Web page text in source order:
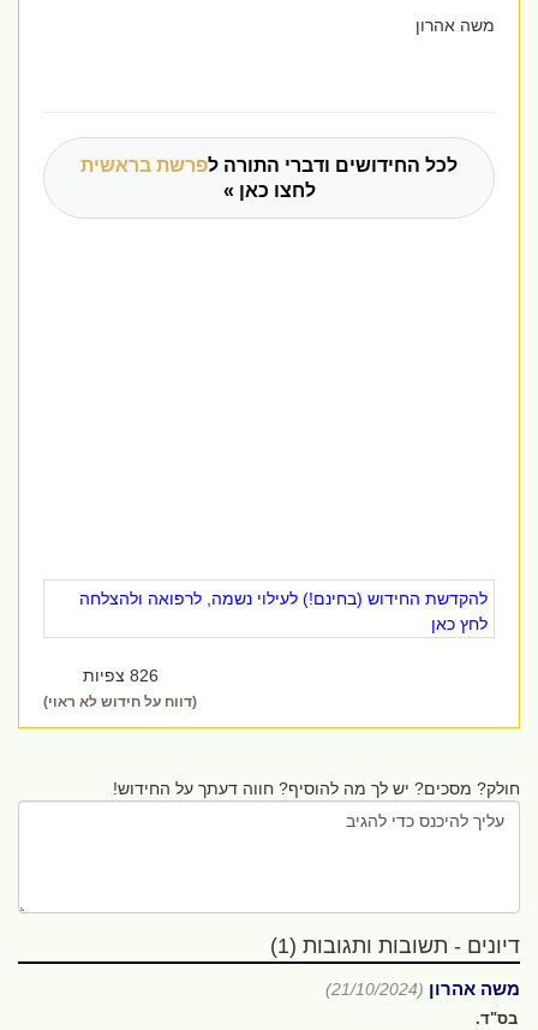
משה אהרון
לכל החידושים ודברי התורה לפרשת בראשית
לחצו כאן »
להקדשת החידוש (בחינם!) לעילוי נשמה, לרפואה ולהצלחה
לחץ כאן
826 צפיות
(דווח על חידוש לא ראוי)
חולק? מסכים? יש לך מה להוסיף? חווה דעתך על החידוש!
דיונים - תשובות ותגובות (1)
משה אהרון (21/10/2024)
בס"ד.